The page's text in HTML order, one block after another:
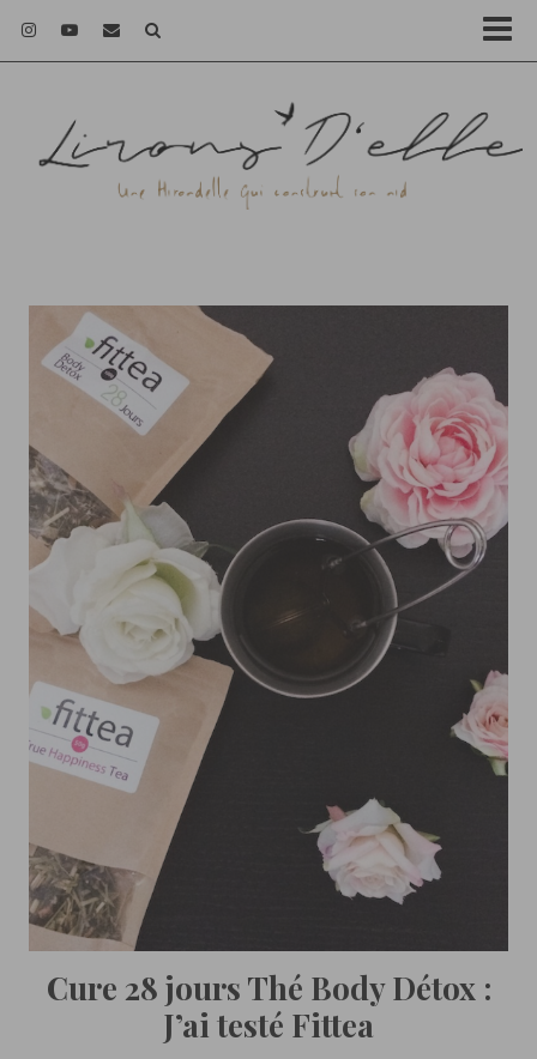
Cure 28 jours Thé Body Détox :
J’ai testé Fittea